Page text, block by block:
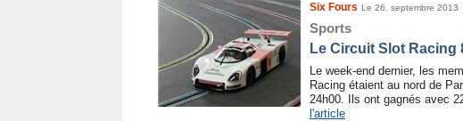
Six Fours Le 26. septembre 2013
Sports
Le Circuit Slot Racing
Le week-end dernier, les
Racing étaient au nord de
24h00. Ils ont gagnés avec
l'article